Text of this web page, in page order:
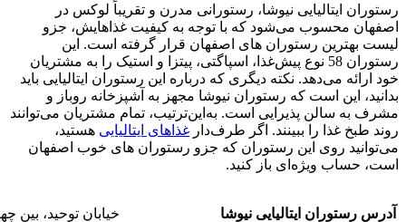
رستوران ایتالیایی نیوشا، رستورانی مدرن و تقریباً لوکس در
اصفهان محسوب می‌شود که با توجه به کیفیت غذاهایش، جزو
لیست بهترین رستوران های اصفهان قرار گرفته است. این
رستوران 58 نوع پیش‌غذا، اسپاگتی، پیتزا و استیک را به مشتریان
خود ارائه می‌دهد. نکته دیگری که درباره این رستوران ایتالیایی باید
بدانید، این است که رستوران نیوشا مجهز به آشپزخانه روباز و
مشرف به سالن پذیرایی است. به‌این‌ترتیب، تمام مشتریان می‌توانند
روند طبخ غذا را ببینند. اگر طرف‌دار غذاهای ایتالیایی هستید،
می‌توانید روی این رستوران که جزو رستوران های خوب اصفهان
است، حساب ويژه‌ای باز کنید.
آدرس رستوران ایتالیایی نیوشا خیابان توحید، بین